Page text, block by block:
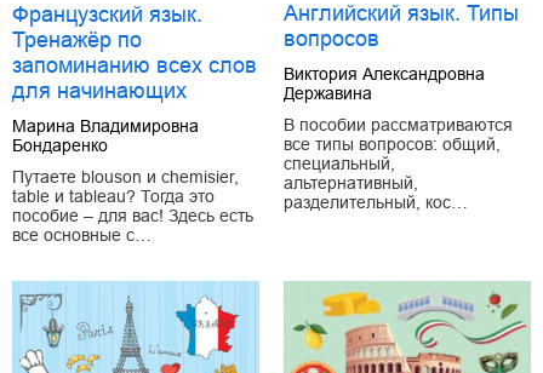
Французский язык.
Тренажёр по
запоминанию всех слов
для начинающих
Марина Владимировна
Бондаренко
Путаете blouson и chemisier,
table и tableau? Тогда это
пособие – для вас! Здесь есть
все основные с…
Английский язык. Типы
вопросов
Виктория Александровна
Державина
В пособии рассматриваются
все типы вопросов: общий,
специальный,
альтернативный,
разделительный, кос…